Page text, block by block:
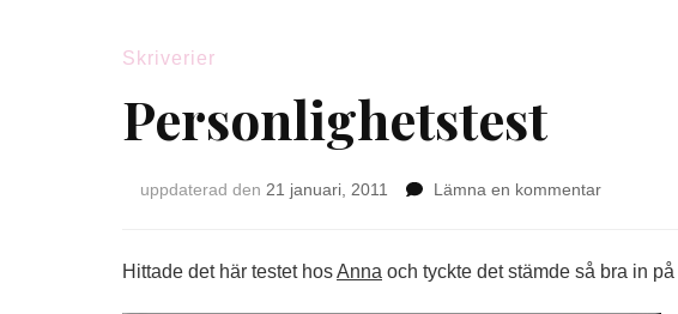
Skriverier
Personlighetstest
uppdaterad den 21 januari, 2011 Lämna en kommentarpå
Hittade det här testet hosAnna och tyckte det stämde så bra in